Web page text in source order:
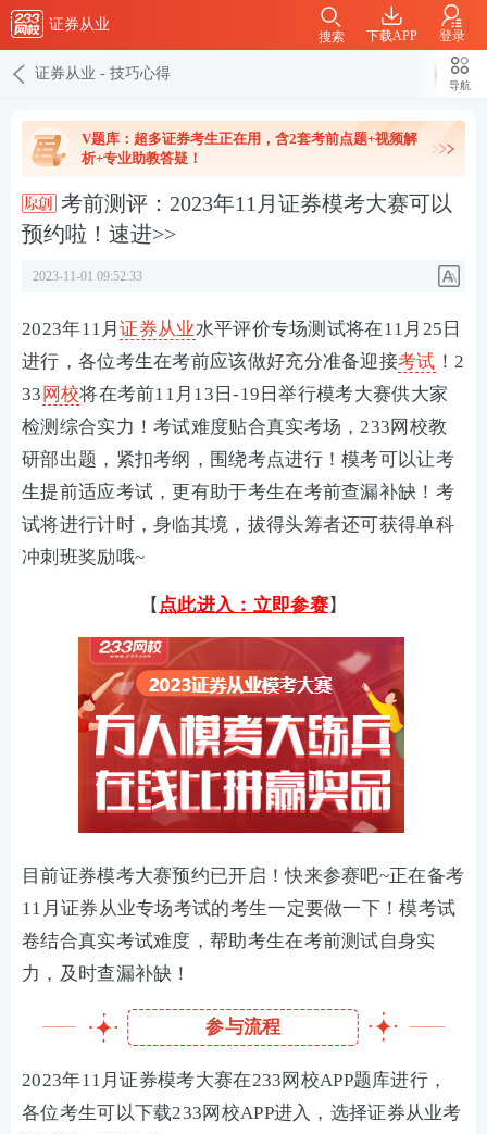
证券从业
下载APP 登录
搜索
证券从业 - 技巧心得
导航
V题库：超多证券考生正在用，含2套考前点题+视频解
析+专业助教答疑！
考前测评：2023年11月证券模考大赛可以
预约啦！速进>>
2023-11-01 09:52:33
2023年11月证券从业水平评价专场测试将在11月25日
进行 ，各位考生在考前应该做好充分准备迎接考试 ！2
33 网校将在考前11月13日-19日举行模考大赛供大家
检测综合实力！考试难度贴合真实考场，233网校教
研部出题，紧扣考纲， 围绕考点进行！模考可以让考
生提前适应考试，更有助于考生在考前查漏补缺！ 考
试将进行计时，身临其境，拔得头筹者还可获得单科
冲刺班奖励哦~
【 点此进入：立即参赛】
目前证券模考大赛预约已开启！快来参赛吧~正在备考
11月证券从业专场考试的考生一定要做一下！模考试
卷结合真实考试难度，帮助考生在考前测试自身实
力，及时查漏补缺！
参与流程
2023年11月证券模考大赛在233网校APP题库进行，
各位考生可以下载233网校APP进入，选择证券从业考